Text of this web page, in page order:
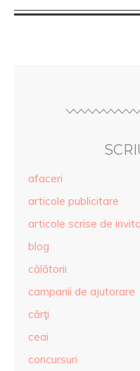
afaceri
articole publicitare
articole scrise de
blog
călătorii
campanii de ajutorare
cărţi
ceai
concursuri